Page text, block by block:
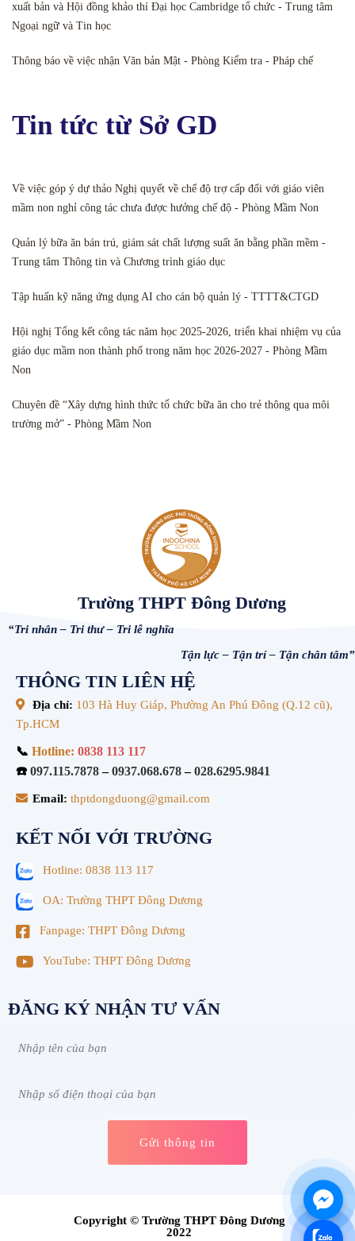
xuất bản và Hội đồng khảo thí Đại học Cambridge tổ chức - Trung tâm
Ngoại ngữ và Tin học
Thông báo về việc nhận Văn bản Mật - Phòng Kiểm tra - Pháp chế
Tin tức từ Sở GD
Về việc góp ý dự thảo Nghị quyết về chế độ trợ cấp đối với giáo viên
mầm non nghỉ công tác chưa được hưởng chế độ - Phòng Mầm Non
Quản lý bữa ăn bán trú, giám sát chất lượng suất ăn bằng phần mềm -
Trung tâm Thông tin và Chương trình giáo dục
Tập huấn kỹ năng ứng dụng AI cho cán bộ quản lý - TTTT&CTGD
Hội nghị Tổng kết công tác năm học 2025-2026, triển khai nhiệm vụ của
giáo dục mầm non thành phố trong năm học 2026-2027 - Phòng Mầm
Non
Chuyên đề “Xây dựng hình thức tổ chức bữa ăn cho trẻ thông qua môi
trường mở” - Phòng Mầm Non
Trường THPT Đông Dương
“Tri nhân – Tri thư – Tri lễ nghĩa
Tận lực – Tận trí – Tận chân tâm”
THÔNG TIN LIÊN HỆ
Địa chỉ: 103 Hà Huy Giáp, Phường An Phú Đông (Q.12 cũ),
Tp.HCM
📞 Hotline: 0838 113 117
☎️ 097.115.7878–0937.068.678–028.6295.9841
Email: thptdongduong@gmail.com
KẾT NỐI VỚI TRƯỜNG
Hotline: 0838 113 117
OA: Trường THPT Đông Dương
Fanpage: THPT Đông Dương
YouTube: THPT Đông Dương
ĐĂNG KÝ NHẬN TƯ VẤN
Copyright © Trường THPT Đông Dương
2022